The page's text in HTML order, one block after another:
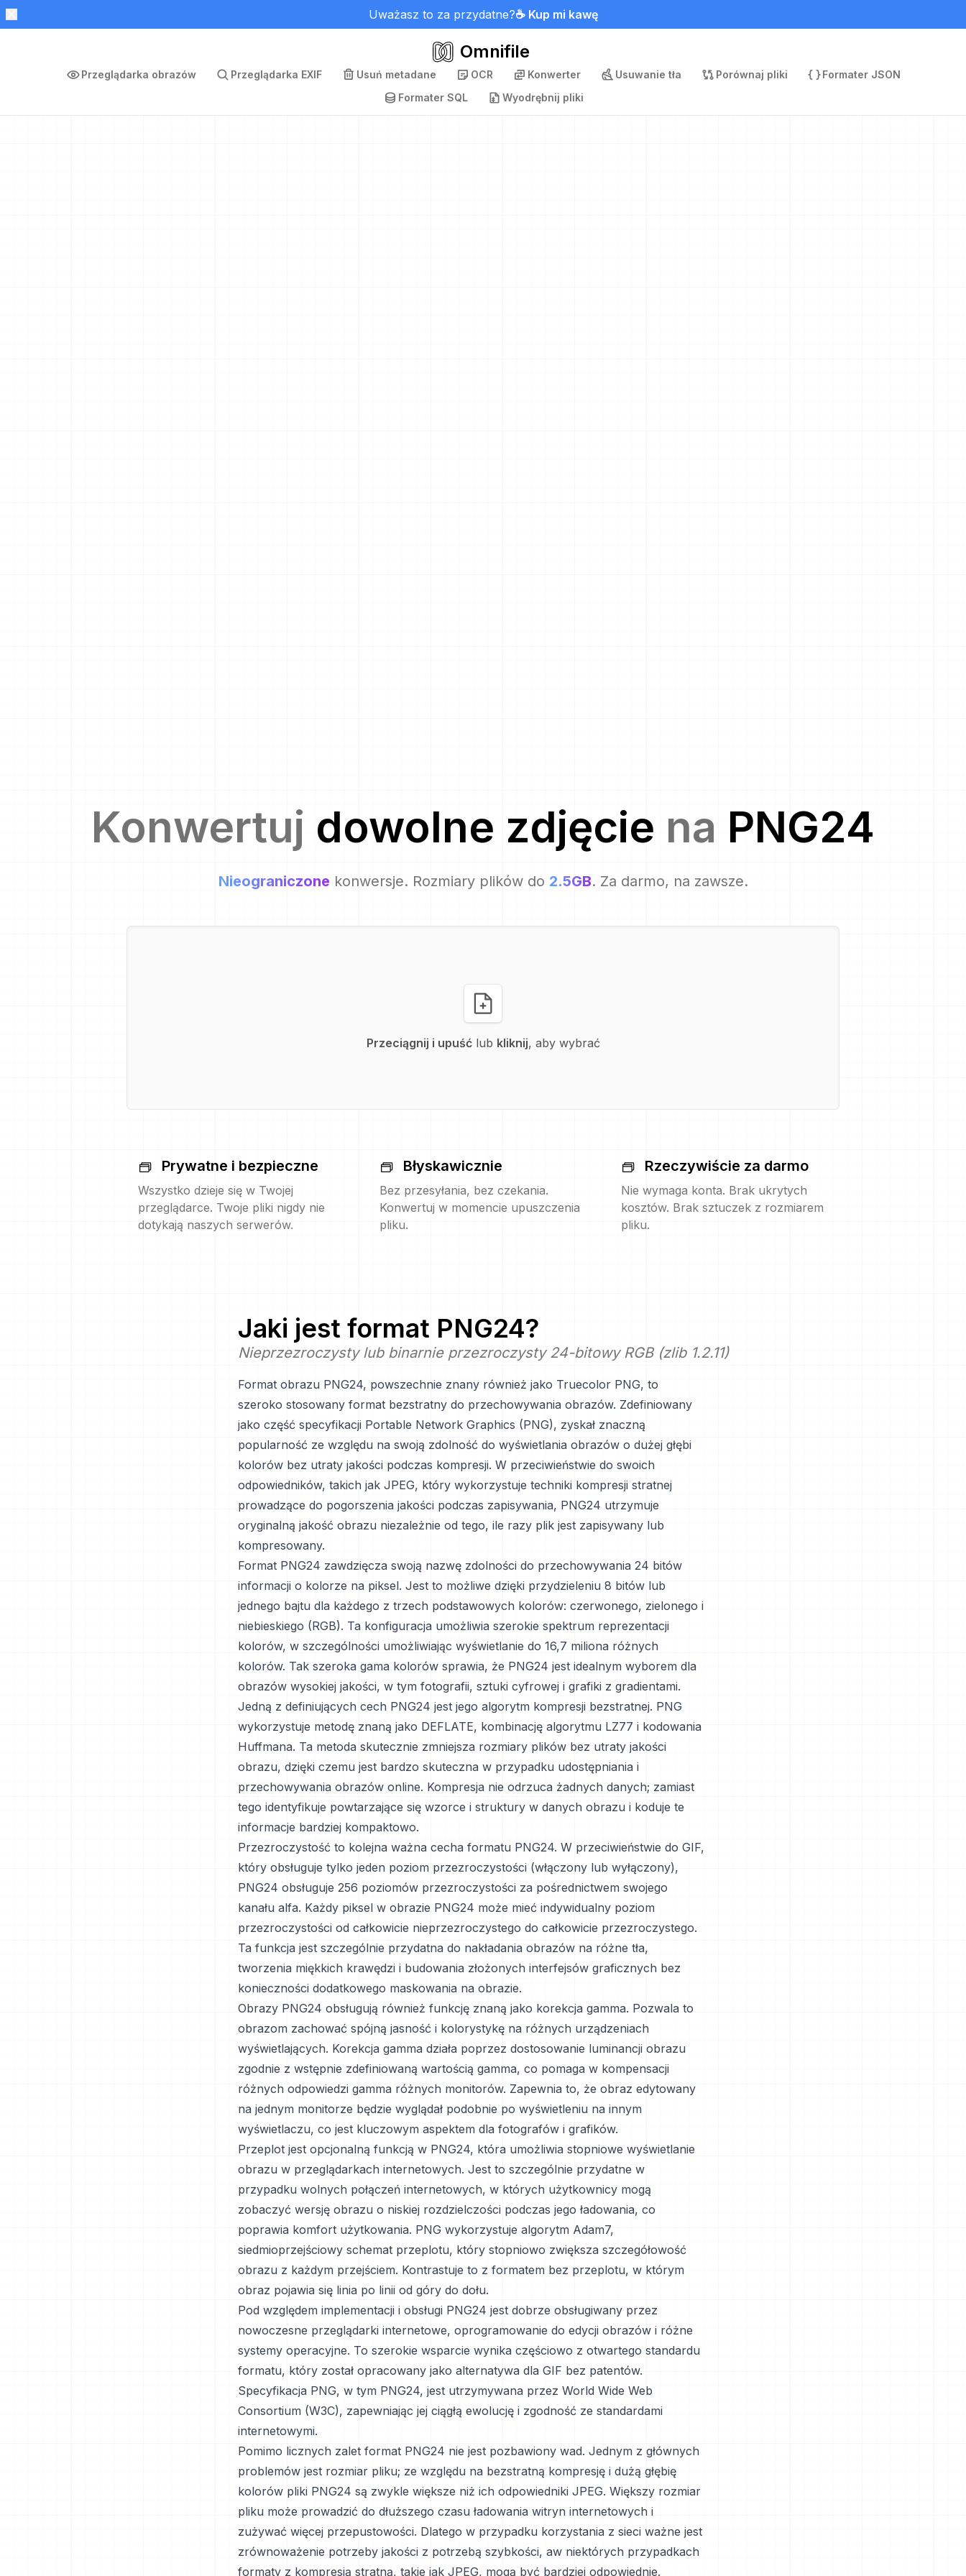
Uważasz to za przydatne?☕ Kup mi kawę
Omnifile
Przeglądarka obrazów Przeglądarka EXIF Usuń metadane OCR Konwerter Usuwanie tła Porównaj pliki
Formater JSON
Formater SQL
Wyodrębnij pliki
Konwertuj dowolne zdjęcie na PNG24
Nieograniczone konwersje. Rozmiary plików do 2.5GB. Za darmo, na zawsze.
Przeciągnij i upuść lub kliknij, aby wybrać
Prywatne i bezpieczne
Wszystko dzieje się w Twojej
przeglądarce. Twoje pliki nigdy nie
dotykają naszych serwerów.
Błyskawicznie
Bez przesyłania, bez czekania.
Konwertuj w momencie upuszczenia
pliku.
Rzeczywiście za darmo
Nie wymaga konta. Brak ukrytych
kosztów. Brak sztuczek z rozmiarem
pliku.
Jaki jest format PNG24?
Nieprzezroczysty lub binarnie przezroczysty 24-bitowy RGB (zlib 1.2.11)
Format obrazu PNG24, powszechnie znany również jako Truecolor PNG, to
szeroko stosowany format bezstratny do przechowywania obrazów. Zdefiniowany
jako część specyfikacji Portable Network Graphics (PNG), zyskał znaczną
popularność ze względu na swoją zdolność do wyświetlania obrazów o dużej głębi
kolorów bez utraty jakości podczas kompresji. W przeciwieństwie do swoich
odpowiedników, takich jak JPEG, który wykorzystuje techniki kompresji stratnej
prowadzące do pogorszenia jakości podczas zapisywania, PNG24 utrzymuje
oryginalną jakość obrazu niezależnie od tego, ile razy plik jest zapisywany lub
kompresowany.
Format PNG24 zawdzięcza swoją nazwę zdolności do przechowywania 24 bitów
informacji o kolorze na piksel. Jest to możliwe dzięki przydzieleniu 8 bitów lub
jednego bajtu dla każdego z trzech podstawowych kolorów: czerwonego, zielonego i
niebieskiego (RGB). Ta konfiguracja umożliwia szerokie spektrum reprezentacji
kolorów, w szczególności umożliwiając wyświetlanie do 16,7 miliona różnych
kolorów. Tak szeroka gama kolorów sprawia, że PNG24 jest idealnym wyborem dla
obrazów wysokiej jakości, w tym fotografii, sztuki cyfrowej i grafiki z gradientami.
Jedną z definiujących cech PNG24 jest jego algorytm kompresji bezstratnej. PNG
wykorzystuje metodę znaną jako DEFLATE, kombinację algorytmu LZ77 i kodowania
Huffmana. Ta metoda skutecznie zmniejsza rozmiary plików bez utraty jakości
obrazu, dzięki czemu jest bardzo skuteczna w przypadku udostępniania i
przechowywania obrazów online. Kompresja nie odrzuca żadnych danych; zamiast
tego identyfikuje powtarzające się wzorce i struktury w danych obrazu i koduje te
informacje bardziej kompaktowo.
Przezroczystość to kolejna ważna cecha formatu PNG24. W przeciwieństwie do GIF,
który obsługuje tylko jeden poziom przezroczystości (włączony lub wyłączony),
PNG24 obsługuje 256 poziomów przezroczystości za pośrednictwem swojego
kanału alfa. Każdy piksel w obrazie PNG24 może mieć indywidualny poziom
przezroczystości od całkowicie nieprzezroczystego do całkowicie przezroczystego.
Ta funkcja jest szczególnie przydatna do nakładania obrazów na różne tła,
tworzenia miękkich krawędzi i budowania złożonych interfejsów graficznych bez
konieczności dodatkowego maskowania na obrazie.
Obrazy PNG24 obsługują również funkcję znaną jako korekcja gamma. Pozwala to
obrazom zachować spójną jasność i kolorystykę na różnych urządzeniach
wyświetlających. Korekcja gamma działa poprzez dostosowanie luminancji obrazu
zgodnie z wstępnie zdefiniowaną wartością gamma, co pomaga w kompensacji
różnych odpowiedzi gamma różnych monitorów. Zapewnia to, że obraz edytowany
na jednym monitorze będzie wyglądał podobnie po wyświetleniu na innym
wyświetlaczu, co jest kluczowym aspektem dla fotografów i grafików.
Przeplot jest opcjonalną funkcją w PNG24, która umożliwia stopniowe wyświetlanie
obrazu w przeglądarkach internetowych. Jest to szczególnie przydatne w
przypadku wolnych połączeń internetowych, w których użytkownicy mogą
zobaczyć wersję obrazu o niskiej rozdzielczości podczas jego ładowania, co
poprawia komfort użytkowania. PNG wykorzystuje algorytm Adam7,
siedmioprzejściowy schemat przeplotu, który stopniowo zwiększa szczegółowość
obrazu z każdym przejściem. Kontrastuje to z formatem bez przeplotu, w którym
obraz pojawia się linia po linii od góry do dołu.
Pod względem implementacji i obsługi PNG24 jest dobrze obsługiwany przez
nowoczesne przeglądarki internetowe, oprogramowanie do edycji obrazów i różne
systemy operacyjne. To szerokie wsparcie wynika częściowo z otwartego standardu
formatu, który został opracowany jako alternatywa dla GIF bez patentów.
Specyfikacja PNG, w tym PNG24, jest utrzymywana przez World Wide Web
Consortium (W3C), zapewniając jej ciągłą ewolucję i zgodność ze standardami
internetowymi.
Pomimo licznych zalet format PNG24 nie jest pozbawiony wad. Jednym z głównych
problemów jest rozmiar pliku; ze względu na bezstratną kompresję i dużą głębię
kolorów pliki PNG24 są zwykle większe niż ich odpowiedniki JPEG. Większy rozmiar
pliku może prowadzić do dłuższego czasu ładowania witryn internetowych i
zużywać więcej przepustowości. Dlatego w przypadku korzystania z sieci ważne jest
zrównoważenie potrzeby jakości z potrzebą szybkości, aw niektórych przypadkach
formaty z kompresją stratną, takie jak JPEG, mogą być bardziej odpowiednie.